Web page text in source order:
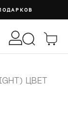
ЦВЕТ